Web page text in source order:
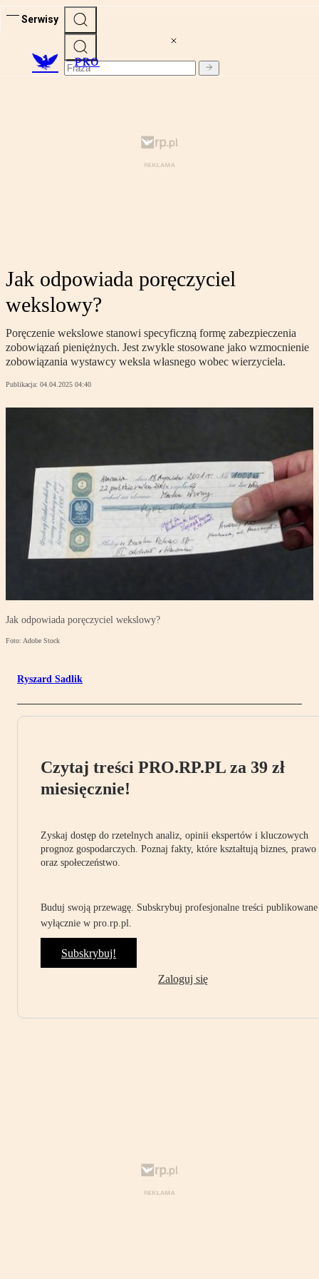
Serwisy
PRO
Jak odpowiada poręczyciel
wekslowy?
Poręczenie wekslowe stanowi specyficzną formę zabezpieczenia
zobowiązań pieniężnych. Jest zwykle stosowane jako wzmocnienie
zobowiązania wystawcy weksla własnego wobec wierzyciela.
Publikacja: 04.04.2025 04:40
Jak odpowiada poręczyciel wekslowy?
Foto: Adobe Stock
Ryszard Sadlik
Czytaj treści PRO.RP.PL za 39 zł
miesięcznie!
Zyskaj dostęp do rzetelnych analiz, opinii ekspertów i kluczowych
prognoz gospodarczych. Poznaj fakty, które kształtują biznes, prawo
oraz społeczeństwo.
Buduj swoją przewagę. Subskrybuj profesjonalne treści publikowane
wyłącznie w pro.rp.pl.
Subskrybuj!
Zaloguj się